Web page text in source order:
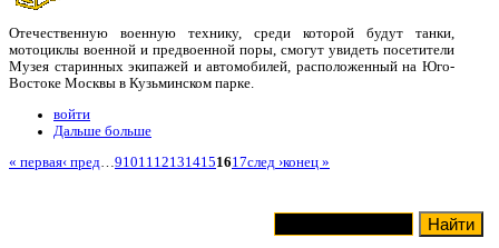
Отечественную военную технику, среди которой будут танки,
мотоциклы военной и предвоенной поры, смогут увидеть посетители
Музея старинных экипажей и автомобилей, расположенный на Юго-
Востоке Москвы в Кузьминском парке.
войти
Дальше больше
« первая‹ пред 91011 121314151617след ›конец »